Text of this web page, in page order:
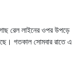
গাছ রেল লাইনের ওপর উপড়ে
গতকাল সোমবার রাতে এ